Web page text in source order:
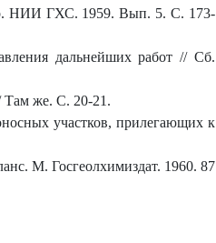
НИИ ГХС. 1959. Вып. 5. С. 173-
дальнейших работ // Сб.
Там же. С. 20-21.
участков, прилегающих к
М. Госгеолхимиздат. 1960. 87